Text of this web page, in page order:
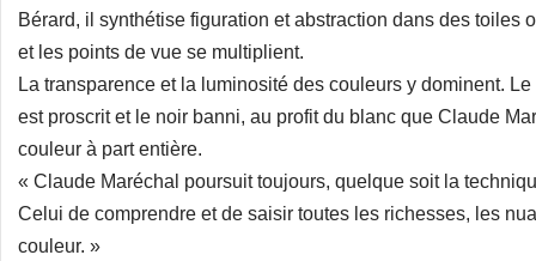
Bérard, il synthétise figuration et abstraction dans des toiles
et les points de vue se multiplient.
La transparence et la luminosité des couleurs y dominent.
est proscrit et le noir banni, au profit du blanc que Claude
couleur à part entière.
« Claude Maréchal poursuit toujours, quelque soit la
Celui de comprendre et de saisir toutes les richesses, les
couleur. »